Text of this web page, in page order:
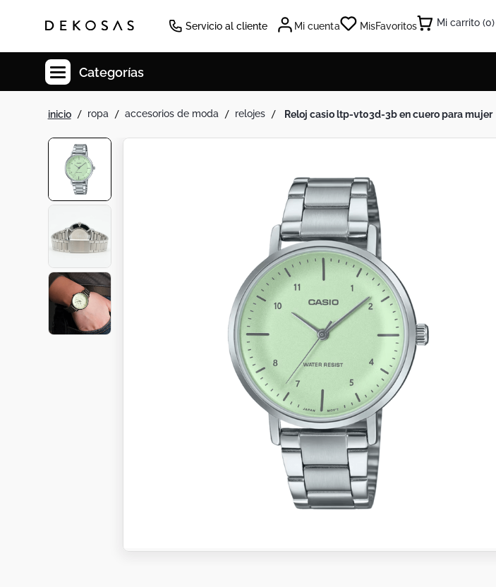
Servicio al cliente Mi cuenta MisFavoritos 0
Categorías
ropa accesorios de moda relojes reloj casio ltp-vt03d-3b en cuero para mujer
Cuadros
Botas